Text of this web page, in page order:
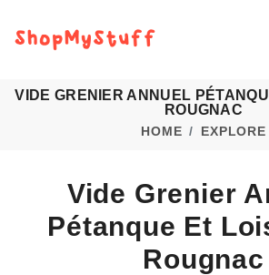
VIDE GRENIER ANNUEL
ROUGNAC
HOME EXPLORE
Vide Grenier
Pétanque Et
Rougnac